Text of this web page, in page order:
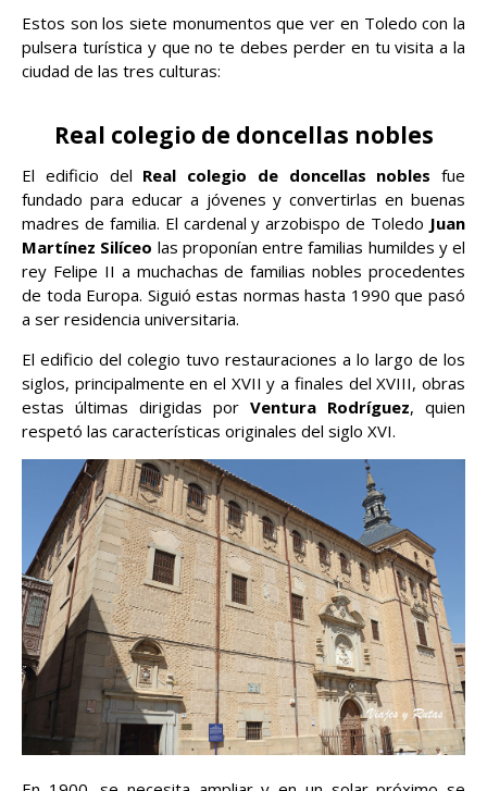
Estos son los siete monumentos que ver en Toledo con la
pulsera turística y que no te debes perder en tu visita a la
ciudad de las tres culturas:
Real colegio de doncellas nobles
El edificio del Real colegio de doncellas nobles fue
fundado para educar a jóvenes y convertirlas en buenas
madres de familia. El cardenal y arzobispo de Toledo Juan
Martínez Silíceo las proponían entre familias humildes y el
rey Felipe II a muchachas de familias nobles procedentes
de toda Europa. Siguió estas normas hasta 1990 que pasó
a ser residencia universitaria.
El edificio del colegio tuvo restauraciones a lo largo de los
siglos, principalmente en el XVII y a finales del XVIII, obras
estas últimas dirigidas por Ventura Rodríguez, quien
respetó las características originales del siglo XVI.